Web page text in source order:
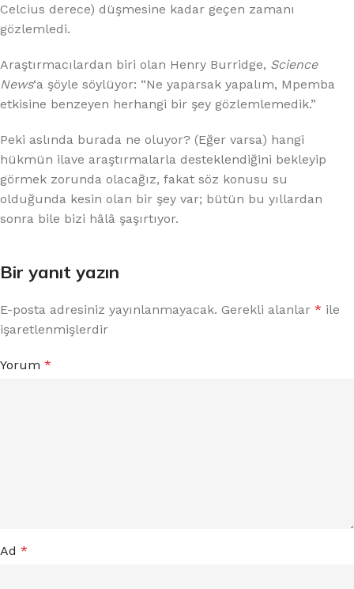
Celcius derece) düşmesine kadar geçen zamanı
gözlemledi.
Araştırmacılardan biri olan Henry Burridge, Science
News‘a şöyle söylüyor: “Ne yaparsak yapalım, Mpemba
etkisine benzeyen herhangi bir şey gözlemlemedik.”
Peki aslında burada ne oluyor? (Eğer varsa) hangi
hükmün ilave araştırmalarla desteklendiğini bekleyip
görmek zorunda olacağız, fakat söz konusu su
olduğunda kesin olan bir şey var; bütün bu yıllardan
sonra bile bizi hâlâ şaşırtıyor.
Bir yanıt yazın
E-posta adresiniz yayınlanmayacak. Gerekli alanlar * ile
işaretlenmişlerdir
Yorum *
Ad *